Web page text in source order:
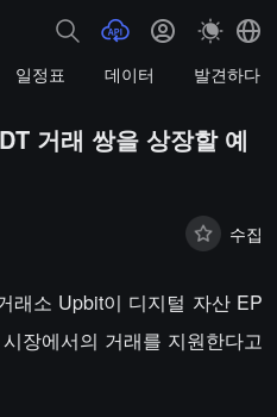
일정표 데이터 발견하다
거래 쌍을 상장할 예
수집
래소 Upbit이 디지털 자산 EP
장에서의 거래를 지원한다고